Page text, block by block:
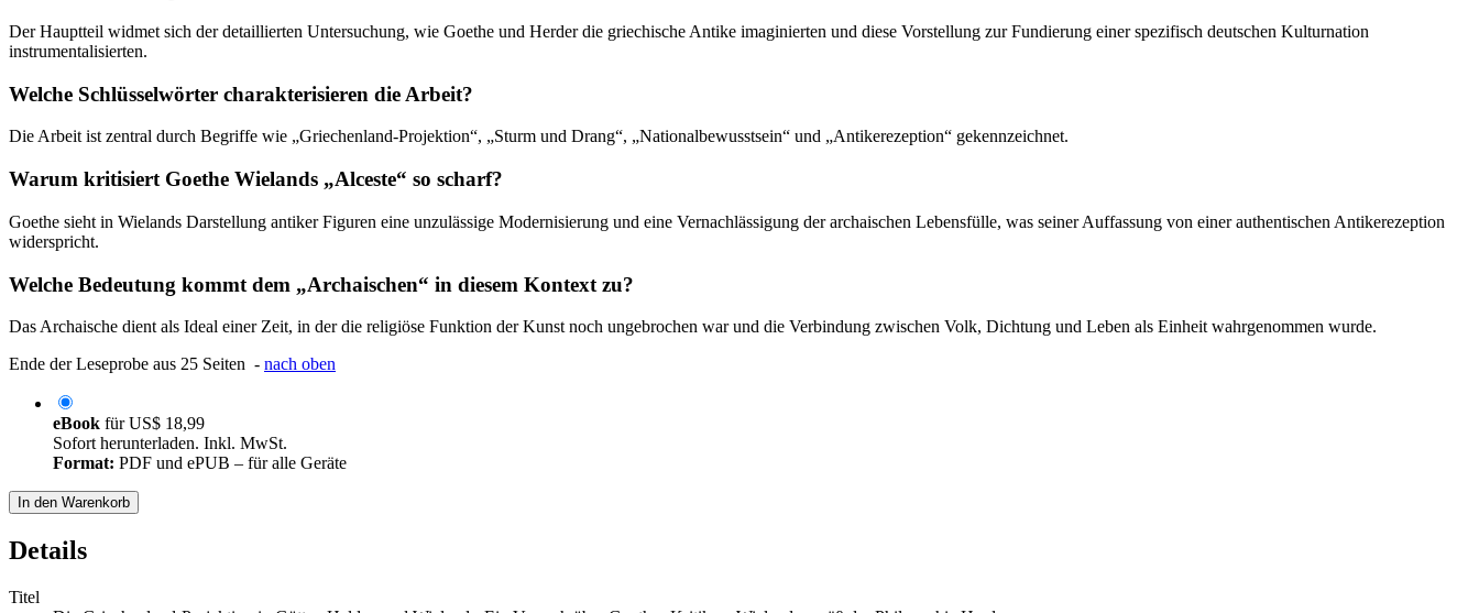
Der Hauptteil widmet sich der detaillierten Untersuchung, wie Goethe und Herder die griechische Antike imaginierten und diese Vorstellung zur Fundierung einer spezifisch deutschen Kulturnation
instrumentalisierten.
Welche Schlüsselwörter charakterisieren die Arbeit?
Die Arbeit ist zentral durch Begriffe wie „Griechenland-Projektion“, „Sturm und Drang“, „Nationalbewusstsein“ und „Antikerezeption“ gekennzeichnet.
Warum kritisiert Goethe Wielands „Alceste“ so scharf?
Goethe sieht in Wielands Darstellung antiker Figuren eine unzulässige Modernisierung und eine Vernachlässigung der archaischen Lebensfülle, was seiner Auffassung von einer authentischen Antikerezeption
widerspricht.
Welche Bedeutung kommt dem „Archaischen“ in diesem Kontext zu?
Das Archaische dient als Ideal einer Zeit, in der die religiöse Funktion der Kunst noch ungebrochen war und die Verbindung zwischen Volk, Dichtung und Leben als Einheit wahrgenommen wurde.
Ende der Leseprobe aus 25 Seiten - nach oben
eBook fürUS$ 18,99
Sofort herunterladen. Inkl. MwSt.
Format: PDF und ePUB – für alle Geräte
In den Warenkorb
Details
Titel